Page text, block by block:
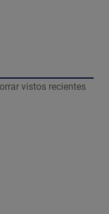
vistos recientes